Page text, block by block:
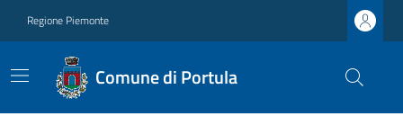
Regione Piemonte
Comune di Portula